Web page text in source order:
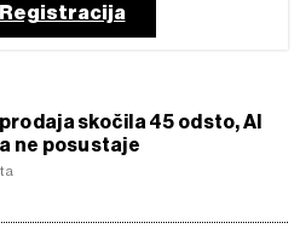
skočila 45 odsto, AI
ne posustaje